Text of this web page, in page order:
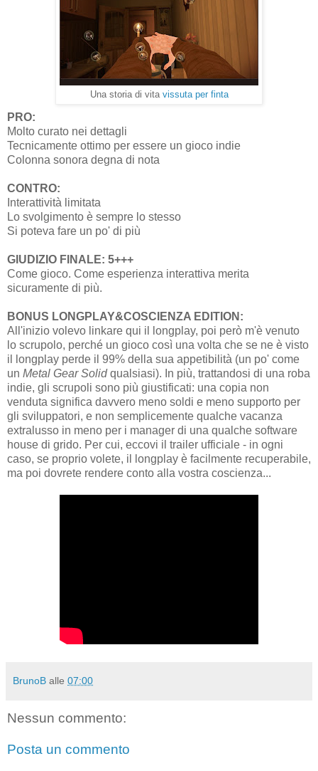
Una storia di vita vissuta per finta
PRO:
Molto curato nei dettagli
Tecnicamente ottimo per essere un gioco indie
Colonna sonora degna di nota
CONTRO:
Interattività limitata
Lo svolgimento è sempre lo stesso
Si poteva fare un po' di più
GIUDIZIO FINALE: 5+++
Come gioco. Come esperienza interattiva merita
sicuramente di più.
BONUS LONGPLAY&COSCIENZA EDITION:
All'inizio volevo linkare qui il longplay, poi però m'è venuto
lo scrupolo, perché un gioco così una volta che se ne è visto
il longplay perde il 99% della sua appetibilità (un po' come
un Metal Gear Solidqualsiasi). In più, trattandosi di una roba
indie, gli scrupoli sono più giustificati: una copia non
venduta significa davvero meno soldi e meno supporto per
gli sviluppatori, e non semplicemente qualche vacanza
extralusso in meno per i manager di una qualche software
house di grido. Per cui, eccovi il trailer ufficiale - in ogni
caso, se proprio volete, il longplay è facilmente recuperabile,
ma poi dovrete rendere conto alla vostra coscienza...
BrunoB alle 07:00
Nessun commento:
Posta un commento